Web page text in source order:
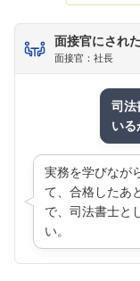
面接官にされ
面接官：社長
司法
いる
実務を学びなが
て、合格したあ
で、司法書士と
い。